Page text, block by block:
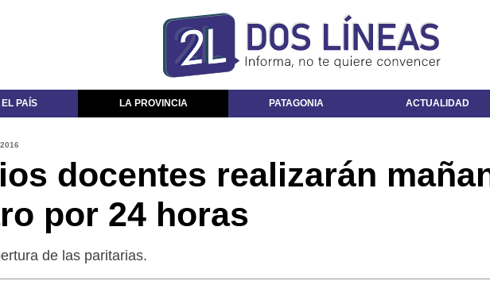
EL PAÍS LA PROVINCIA PATAGONIA ACTUALIDAD
docentes realizarán
por 24 horas
de las paritarias.